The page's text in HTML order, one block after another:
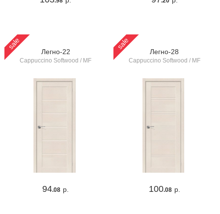
sale
Легно-22
Cappuccino Softwood / MF
94.08 р.
sale
Легно-28
Cappuccino Softwood / MF
100.08 р.